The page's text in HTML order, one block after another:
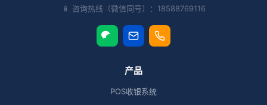
📱 咨询热线（微信同号）：18588769116
产品
POS收银系统